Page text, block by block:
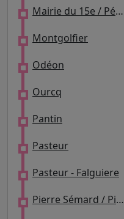
Mairie du 15e / Péclet / Square Saint-Lambert
Montgolfier
Odéon
Ourcq
Pantin
Pasteur
Pasteur - Falguiere
Pierre Sémard / Pierre Sémard - Indépendance / Bobigny Pablo Picasso